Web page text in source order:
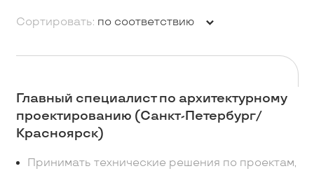
Сортировать: по соответствию
Главный специалист по архитектурному
проектированию (Санкт-Петербург/
Красноярск)
Принимать технические решения по проектам,